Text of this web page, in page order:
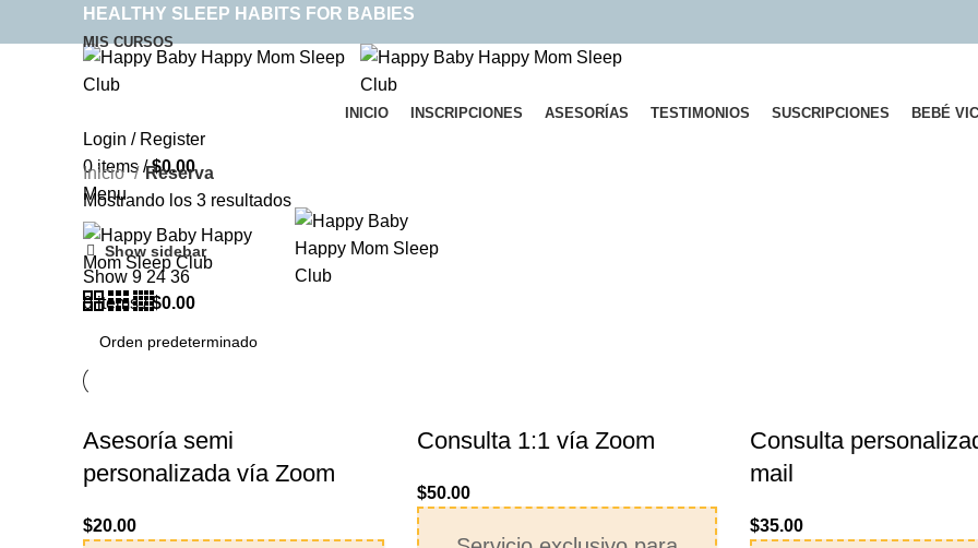
HEALTHY SLEEP HABITS FOR BABIES
MIS CURSOS
INICIO INSCRIPCIONES ASESORÍAS TESTIMONIOS SUSCRIPCIONES BEBÉ
Login / Register
0items / $0.00
Menu
0items / $0.00
Inicio
Reserva
Mostrando los 3 resultados
Show sidebar
Show 9 24 36
Asesoría semi
personalizada vía Zoom
$20.00
Consulta 1:1 vía Zoom
$50.00
Consulta
mail
$35.00